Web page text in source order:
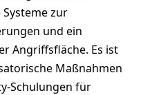
zur
und ein
Angriffsfläche. Es ist
Maßnahmen
Schulungen für